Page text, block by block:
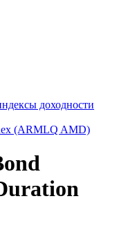
доходности
(ARMLQ AMD)